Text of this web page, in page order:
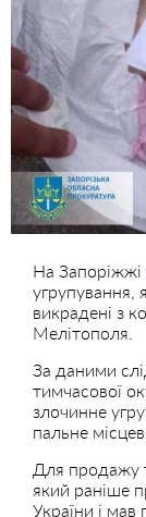
На Запоріжжі
угрупування,
викрадені з
Мелітополя.
За даними
тимчасової
злочинне
пальне
Для продажу
який раніше
України і мав